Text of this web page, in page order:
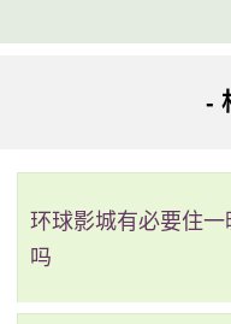
口)；步行232米到达目的
-
环球影城有必要住一
吗